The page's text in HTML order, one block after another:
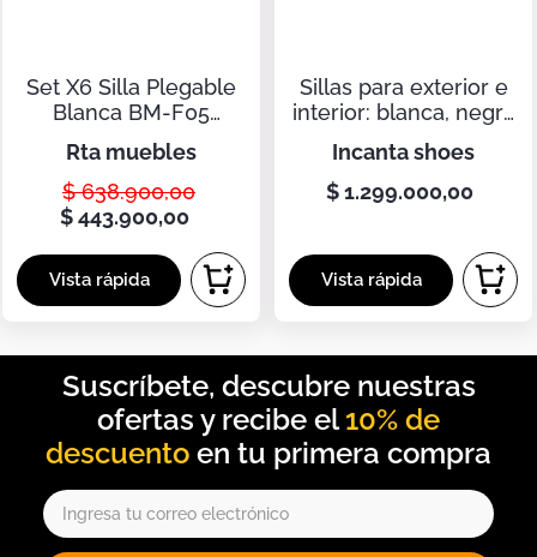
Set X6 Silla Plegable
Blanca BM-F05
79X39X41 Blanco
rta muebles
$ 638.900,00
$443.900,00
Sillas para exterior e
interior: blanca, negra
y gris
incanta shoes
$ 1.299.000,00
10% de
descuento